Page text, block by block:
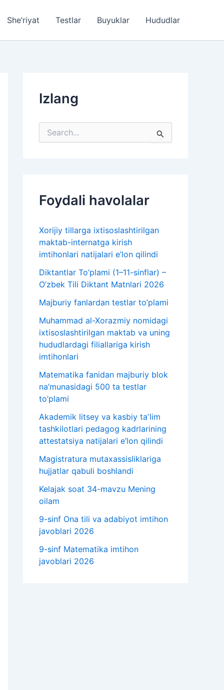
She’riyat Testlar Buyuklar Hududlar
Izlang
o
rFoydali havolalar
Xorijiy tillarga ixtisoslashtirilgan
maktab-internatga kirish
imtihonlari natijalari e’lon qilindi
Diktantlar To’plami (1–11-sinflar) –
O’zbek Tili Diktant Matnlari 2026
Majburiy fanlardan testlar to’plami
Muhammad al-Xorazmiy nomidagi
ixtisoslashtirilgan maktab va uning
hududlardagi filiallariga kirish
imtihonlari
Matematika fanidan majburiy blok
na’munasidagi 500 ta testlar
to’plami
Akademik litsey va kasbiy taʼlim
tashkilotlari pedagog kadrlarining
attestatsiya natijalari e’lon qilindi
Magistratura mutaxassisliklariga
hujjatlar qabuli boshlandi
Kelajak soat 34-mavzu Mening
oilam
9-sinf Ona tili va adabiyot imtihon
javoblari 2026
9-sinf Matematika imtihon
javoblari 2026